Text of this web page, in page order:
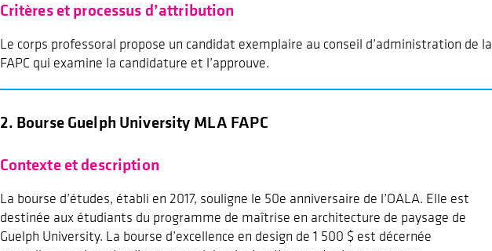
Critères et processus d’attribution
Le corps professoral propose un candidat exemplaire au conseil d’administration de la
FAPC qui examine la candidature et l’approuve.
2. Bourse Guelph University MLA FAPC
Contexte et description
La bourse d’études, établi en 2017, souligne le 50e anniversaire de l’OALA. Elle est
destinée aux étudiants du programme de maîtrise en architecture de paysage de
Guelph University. La bourse d’excellence en design de 1 500 $ est décernée